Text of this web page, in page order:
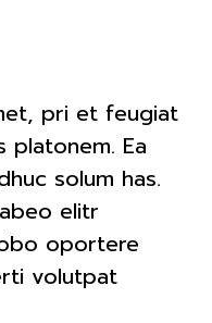
pri et feugiat
platonem. Ea
solum has.
elitr
oportere
volutpat